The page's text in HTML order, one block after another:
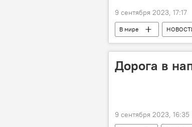
9 сентября 2023, 17:17
В мире
Дорога в
9 сентября 2023, 16:35